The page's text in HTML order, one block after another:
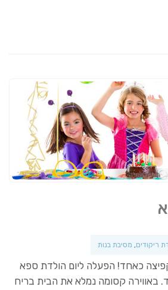
ריקודים, מסיבת בנות
כאחד! הפעלה ליום הולדת ספא
באווירה קסומה נמלא את הבית בריח